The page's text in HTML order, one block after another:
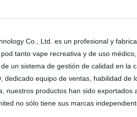
Co., Ltd. es un profesional y
tanto vape recreativa y de uso
un sistema de gestión de calidad en
dedicado equipo de ventas, habilidad
nuestros productos han sido
no sólo tiene sus marcas